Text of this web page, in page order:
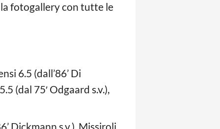
fotogallery con tutte le
6.5 (dall’86’ Di
(dal 75′ Odgaard s.v.),
Dickmann s.v.), Missiroli